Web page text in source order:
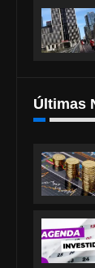
Últimas